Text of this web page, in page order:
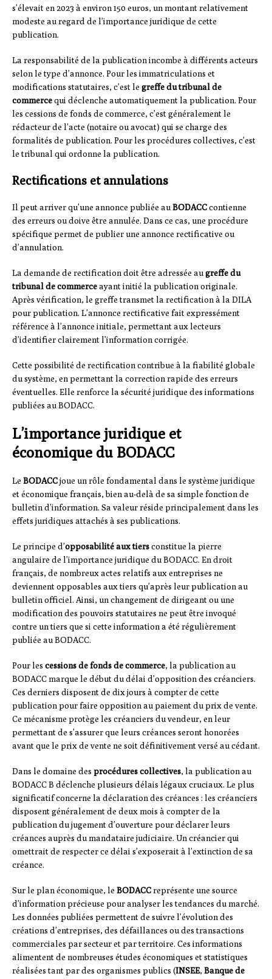
s’élevait en 2023 à environ 150 euros, un montant relativement
modeste au regard de l’importance juridique de cette
publication.
La responsabilité de la publication incombe à différents acteurs
selon le type d’annonce. Pour les immatriculations et
modifications statutaires, c’est le greffe du tribunal de
commercequi déclenche automatiquement la publication. Pour
les cessions de fonds de commerce, c’est généralement le
rédacteur de l’acte (notaire ou avocat) qui se charge des
formalités de publication. Pour les procédures collectives, c’est
le tribunal qui ordonne la publication.
Rectifications et annulations
Il peut arriver qu’une annonce publiée auBODACCcontienne
des erreurs ou doive être annulée. Dans ce cas, une procédure
spécifique permet de publier une annonce rectificative ou
d’annulation.
La demande de rectification doit être adressée augreffe du
tribunal de commerceayant initié la publication originale.
Après vérification, le greffe transmet la rectification à la DILA
pour publication. L’annonce rectificative fait expressément
référence à l’annonce initiale, permettant aux lecteurs
d’identifier clairement l’information corrigée.
Cette possibilité de rectification contribue à la fiabilité globale
du système, en permettant la correction rapide des erreurs
éventuelles. Elle renforce la sécurité juridique des informations
publiées au BODACC.
L’importance juridique et
économique du BODACC
Le BODACCjoue un rôle fondamental dans le système juridique
et économique français, bien au-delà de sa simple fonction de
bulletin d’information. Sa valeur réside principalement dans les
effets juridiques attachés à ses publications.
Le principe d’opposabilité aux tiersconstitue la pierre
angulaire de l’importance juridique du BODACC. En droit
français, de nombreux actes relatifs aux entreprises ne
deviennent opposables aux tiers qu’après leur publication au
bulletin officiel. Ainsi, un changement de dirigeant ou une
modification des pouvoirs statutaires ne peut être invoqué
contre un tiers que si cette information a été régulièrement
publiée au BODACC.
Pour les cessions de fonds de commerce, la publication au
BODACC marque le début du délai d’opposition des créanciers.
Ces derniers disposent de dix jours à compter de cette
publication pour faire opposition au paiement du prix de vente.
Ce mécanisme protège les créanciers du vendeur, en leur
permettant de s’assurer que leurs créances seront honorées
avant que le prix de vente ne soit définitivement versé au cédant.
Dans le domaine des procédures collectives, la publication au
BODACC B déclenche plusieurs délais légaux cruciaux. Le plus
significatif concerne la déclaration des créances : les créanciers
disposent généralement de deux mois à compter de la
publication du jugement d’ouverture pour déclarer leurs
créances auprès du mandataire judiciaire. Un créancier qui
omettrait de respecter ce délai s’exposerait à l’extinction de sa
créance.
Sur le plan économique, le BODACCreprésente une source
d’information précieuse pour analyser les tendances du marché.
Les données publiées permettent de suivre l’évolution des
créations d’entreprises, des défaillances ou des transactions
commerciales par secteur et par territoire. Ces informations
alimentent de nombreuses études économiques et statistiques
réalisées tant par des organismes publics (INSEE, Banque de